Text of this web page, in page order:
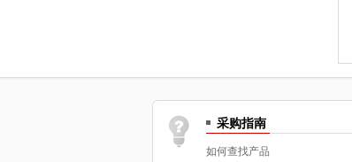
采购指南
如何查找产品